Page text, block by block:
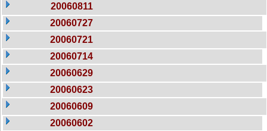
20060811
20060727
20060721
20060714
20060629
20060623
20060609
20060602